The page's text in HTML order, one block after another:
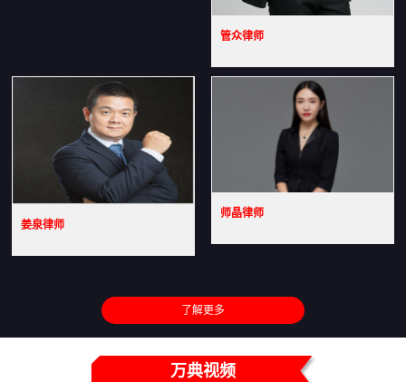
管众律师
姜泉律师
师晶律师
了解更多
万典视频